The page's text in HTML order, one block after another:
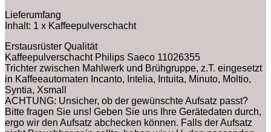
Lieferumfang
Inhalt: 1 x Kaffeepulverschacht
Erstausrüster Qualität
Kaffeepulverschacht Philips Saeco 11026355
Trichter zwischen Mahlwerk und Brühgruppe, z.T. eingesetzt
in Kaffeeautomaten Incanto, Intelia, Intuita, Minuto, Moltio,
Syntia, Xsmall
ACHTUNG: Unsicher, ob der gewünschte Aufsatz passt?
Bitte fragen Sie uns! Geben Sie uns Ihre Gerätedaten durch,
ergo wir den Aufsatz abchecken können. Falls der Aufsatz